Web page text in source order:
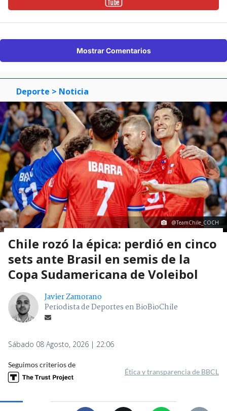
Mostrar Comentarios
Deporte > Noticia
@TeamChile_COCH
Chile rozó la épica: perdió en cinco
sets ante Brasil en semis de la
Copa Sudamericana de Voleibol
Javier Zamorano
Periodista de Deportes en BioBioChile
Sábado 08 Agosto, 2026 | 22:06
Seguimos criterios de
Ética y transparencia de BBCL